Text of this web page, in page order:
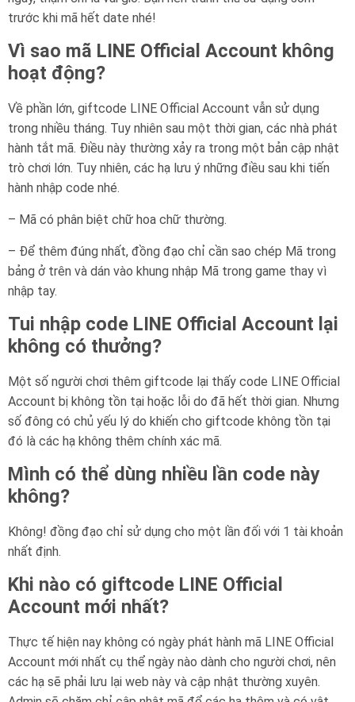
trước khi mã hết date nhé!
Vì sao mã LINE Official Account không
hoạt động?
Về phần lớn, giftcode LINE Official Account vẫn sử dụng
trong nhiều tháng. Tuy nhiên sau một thời gian, các nhà phát
hành tắt mã. Điều này thường xảy ra trong một bản cập nhật
trò chơi lớn. Tuy nhiên, các hạ lưu ý những điều sau khi tiến
hành nhập code nhé.
– Mã có phân biệt chữ hoa chữ thường.
– Để thêm đúng nhất, đồng đạo chỉ cần sao chép Mã trong
bảng ở trên và dán vào khung nhập Mã trong game thay vì
nhập tay.
Tui nhập code LINE Official Account lại
không có thưởng?
Một số người chơi thêm giftcode lại thấy code LINE Official
Account bị không tồn tại hoặc lỗi do đã hết thời gian. Nhưng
số đông có chủ yếu lý do khiến cho giftcode không tồn tại
đó là các hạ không thêm chính xác mã.
Mình có thể dùng nhiều lần code này
không?
Không! đồng đạo chỉ sử dụng cho một lần đối với 1 tài khoản
nhất định.
Khi nào có giftcode LINE Official
Account mới nhất?
Thực tế hiện nay không có ngày phát hành mã LINE Official
Account mới nhất cụ thể ngày nào dành cho người chơi, nên
các hạ sẽ phải lưu lại web này và cập nhật thường xuyên.